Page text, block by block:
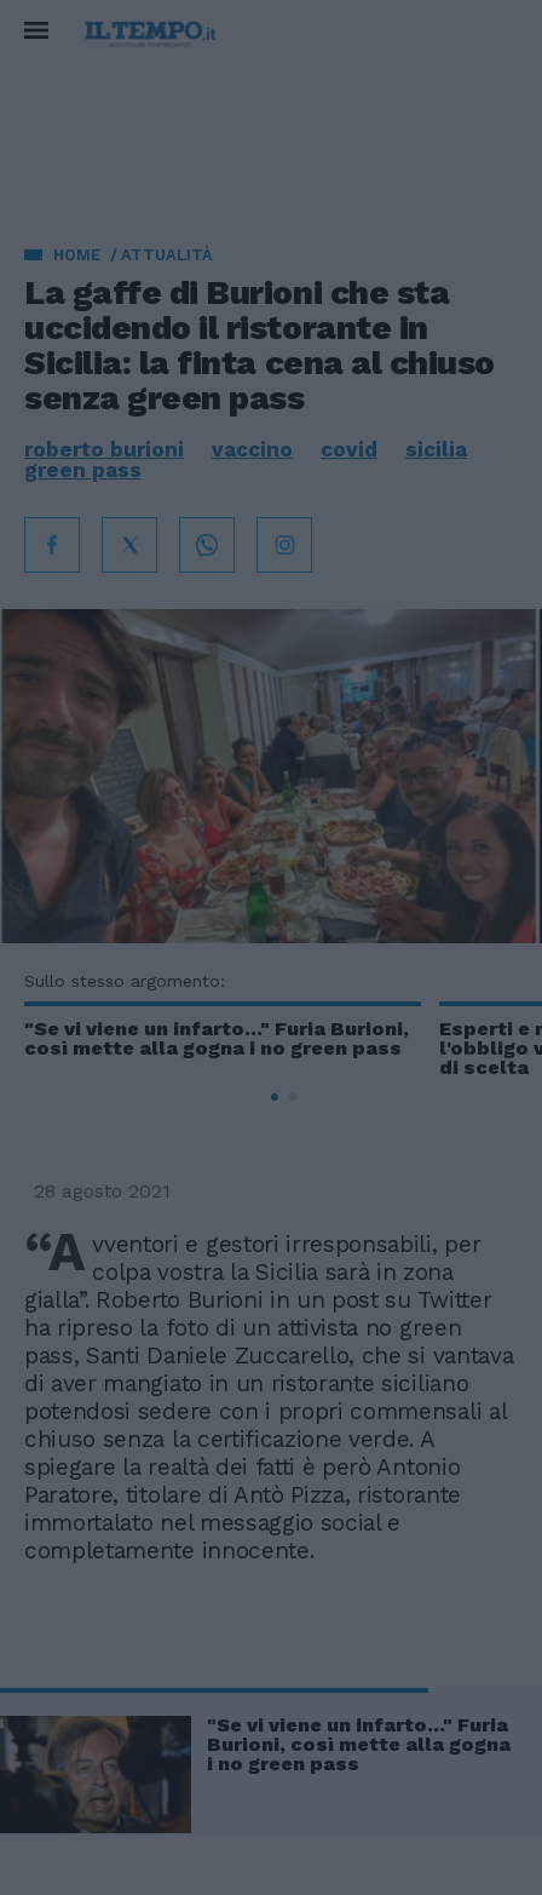
HOME ATTUALITÀ
La gaffe di Burioni che sta
uccidendo il ristorante in
Sicilia: la finta cena al chiuso
senza green pass
roberto burioni vaccino covid
sicilia
green pass
Sullo stesso argomento:
"Se vi viene un infarto..." Furia Burioni,
così mette alla gogna i no green pass
Esperti e
l'obbligo
di scelta
28 agosto 2021
“A vventori e gestori irresponsabili, per
colpa vostra la Sicilia sarà in zona
gialla”. Roberto Burioni in un post su Twitter
ha ripreso la foto di un attivista no green
pass, Santi Daniele Zuccarello, che si vantava
di aver mangiato in un ristorante siciliano
potendosi sedere con i propri commensali al
chiuso senza la certificazione verde. A
spiegare la realtà dei fatti è però Antonio
Paratore, titolare di Antò Pizza, ristorante
immortalato nel messaggio social e
completamente innocente.
"Se vi viene un infarto..." Furia
Burioni, così mette alla gogna
i no green pass